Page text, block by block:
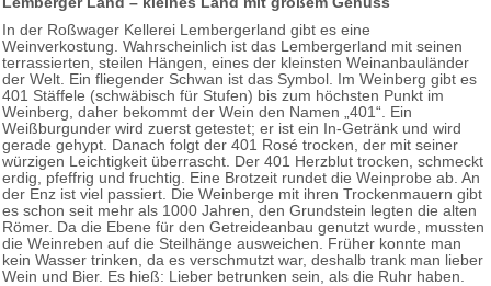
In der Roßwager Kellerei Lembergerland gibt es eine
Weinverkostung. Wahrscheinlich ist das Lembergerland mit seinen
terrassierten, steilen Hängen, eines der kleinsten Weinanbauländer
der Welt. Ein fliegender Schwan ist das Symbol. Im Weinberg gibt es
401 Stäffele (schwäbisch für Stufen) bis zum höchsten Punkt im
Weinberg, daher bekommt der Wein den Namen „401“. Ein
Weißburgunder wird zuerst getestet; er ist ein In-Getränk und wird
gerade gehypt. Danach folgt der 401 Rosé trocken, der mit seiner
würzigen Leichtigkeit überrascht. Der 401 Herzblut trocken, schmeckt
erdig, pfeffrig und fruchtig. Eine Brotzeit rundet die Weinprobe ab. An
der Enz ist viel passiert. Die Weinberge mit ihren Trockenmauern gibt
es schon seit mehr als 1000 Jahren, den Grundstein legten die alten
Römer. Da die Ebene für den Getreideanbau genutzt wurde, mussten
die Weinreben auf die Steilhänge ausweichen. Früher konnte man
kein Wasser trinken, da es verschmutzt war, deshalb trank man lieber
Wein und Bier. Es hieß: Lieber betrunken sein, als die Ruhr haben.